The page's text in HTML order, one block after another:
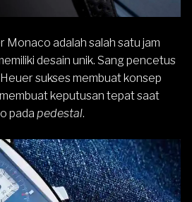
Monaco adalah salah satu jam
desain unik. Sang pencetus
sukses membuat konsep
keputusan tepat saat
pada pedestal.